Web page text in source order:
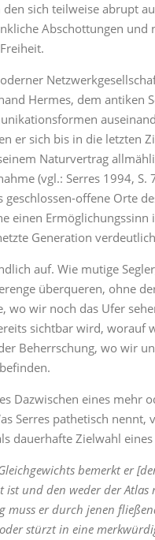
sich teilweise abrupt
Abschottungen und
Hermes, dem antiken
er sich bis in die letzten
Naturvertrag
(vgl.: Serres 1994, S.
offene Orte
einen Ermöglichungssinn
Generation
auf. Wie mutige
überqueren, ohne
wo wir noch das Ufer
sichtbar wird, worauf
Beherrschung, wo wir
Dazwischen eines mehr
Serres pathetisch nennt,
dauerhafte Zielwahl
bemerkt er
und den weder der Atlas
muss er durch jenen
stürzt in eine